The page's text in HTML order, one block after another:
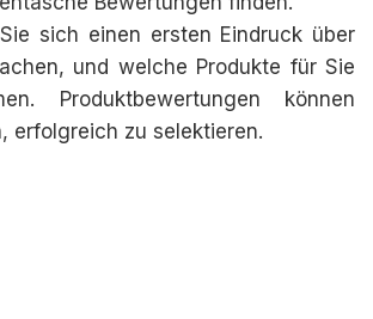
sich einen ersten Eindruck über
und welche Produkte für Sie
Produktbewertungen können
erfolgreich zu selektieren.